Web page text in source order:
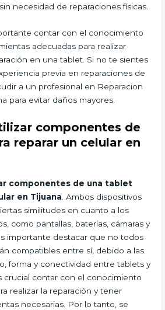
necesidad de reparaciones físicas.
contar con el conocimiento
adecuadas para realizar
en una tablet. Si no te sientes
previa en reparaciones de
a un profesional en Reparacion
para evitar daños mayores.
componentes de
reparar un celular en
componentes de una tablet
en Tijuana . Ambos dispositivos
similitudes en cuanto a los
como pantallas, baterías, cámaras y
importante destacar que no todos
compatibles entre sí, debido a las
forma y conectividad entre tablets y
crucial contar con el conocimiento
realizar la reparación y tener
necesarias. Por lo tanto, se